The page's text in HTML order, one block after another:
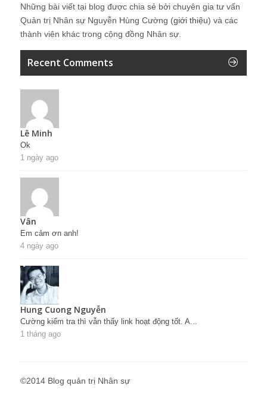
Những bài viết tại blog được chia sẻ bởi chuyên gia tư vấn
Quản trị Nhân sự Nguyễn Hùng Cường (giới thiệu) và các
thành viên khác trong cộng đồng Nhân sự.
Recent Comments
Lê Minh
Ok
1 ngày ago
Vân
Em cảm ơn anh!
4 ngày ago
Hung Cuong Nguyễn
Cường kiểm tra thì vẫn thấy link hoạt động tốt. A...
1 tháng ago
©2014 Blog quản trị Nhân sự